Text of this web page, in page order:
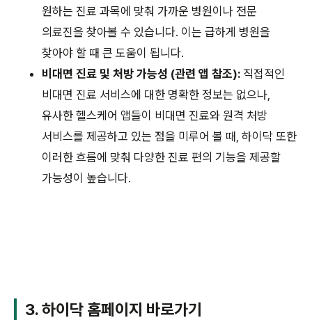
원하는 진료 과목에 맞춰 가까운 병원이나 전문
의료진을 찾아볼 수 있습니다. 이는 급하게 병원을
찾아야 할 때 큰 도움이 됩니다.
비대면 진료 및 처방 가능성 (관련 앱 참조): 직접적인
비대면 진료 서비스에 대한 명확한 정보는 없으나,
유사한 헬스케어 앱들이 비대면 진료와 원격 처방
서비스를 제공하고 있는 점을 미루어 볼 때, 하이닥 또한
이러한 흐름에 맞춰 다양한 진료 편의 기능을 제공할
가능성이 높습니다.
3. 하이닥 홈페이지 바로가기